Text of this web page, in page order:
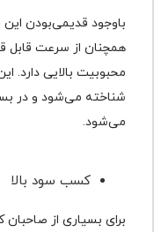
باوجود قدیمی‌بودن
همچنان از سرعت قابل
محبوبیت بالایی
شناخته می‌شود و در
می‌شود.
کسب سود بالا
برای بسیاری از